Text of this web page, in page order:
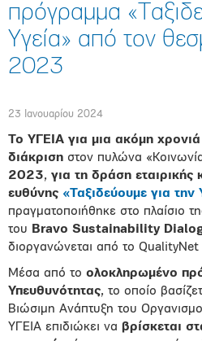
πρόγραμμα
Υγεία» από τον
2023
23 Ιανουαρίου 2024
Το ΥΓΕΙΑ για μια ακόμη
διάκριση στον πυλώνα
2023, για τη δράση εταιρικής
ευθύνης «Ταξιδεύουμε για την
πραγματοποιήθηκε στο πλαίσιο
του Bravo Sustainability
διοργανώνεται από το
Μέσα από το ολοκληρωμένο
Υπευθυνότητας, το οποίο
Βιώσιμη Ανάπτυξη του
ΥΓΕΙΑ επιδιώκει να βρίσκεται